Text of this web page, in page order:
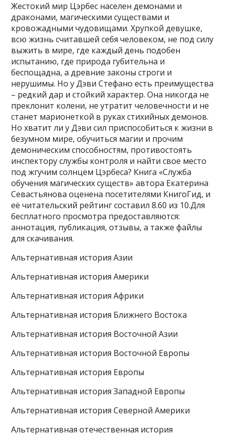
Жестокий мир Цэрбес населен демонами и
драконами, магическими существами и
кровожадными чудовищами. Хрупкой девушке,
всю жизнь считавшей себя человеком, не под силу
выжить в мире, где каждый день подобен
испытанию, где природа губительна и
беспощадна, а древние законы строги и
нерушимы. Но у Дэви Стефано есть преимущества
– редкий дар и стойкий характер. Она никогда не
преклонит колени, не утратит человечности и не
станет марионеткой в руках стихийных демонов.
Но хватит ли у Дэви сил приспособиться к жизни в
безумном мире, обучиться магии и прочим
демоническим способностям, противостоять
инспектору службы контроля и найти свое место
под жгучим солнцем Цэрбеса? Книга «Служба
обучения магических существ» автора Екатерина
Севастьянова оценена посетителями КнигоГид, и
её читательский рейтинг составил 8.60 из 10.Для
бесплатного просмотра предоставляются:
аннотация, публикация, отзывы, а также файлы
для скачивания.
Альтернативная история Азии
Альтернативная история Америки
Альтернативная история Африки
Альтернативная история Ближнего Востока
Альтернативная история Восточной Азии
Альтернативная история Восточной Европы
Альтернативная история Европы
Альтернативная история Западной Европы
Альтернативная история Северной Америки
Альтернативная отечественная история